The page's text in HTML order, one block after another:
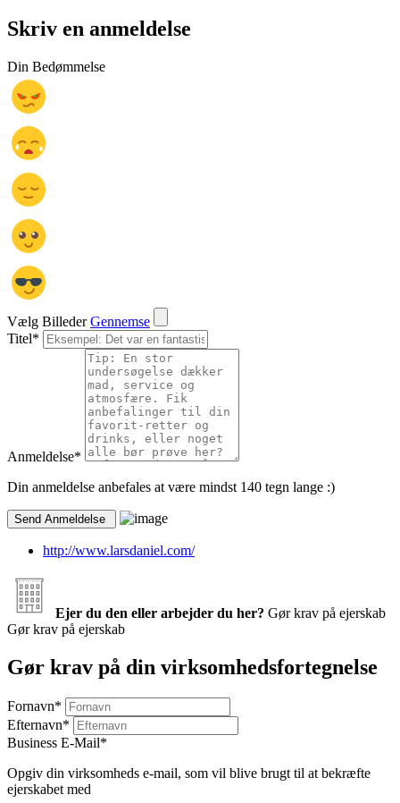
Skriv en anmeldelse
Din Bedømmelse
Vælg Billeder Gennemse
Titel*
Anmeldelse*
Din anmeldelse anbefales at være mindst 140 tegn lange :)
http://www.larsdaniel.com/
Ejer du den eller arbejder du her? Gør krav på ejerskab
Gør krav på ejerskab
Gør krav på din virksomhedsfortegnelse
Fornavn*
Efternavn*
Business E-Mail*
Opgiv din virksomheds e-mail, som vil blive brugt til at bekræfte
ejerskabet med